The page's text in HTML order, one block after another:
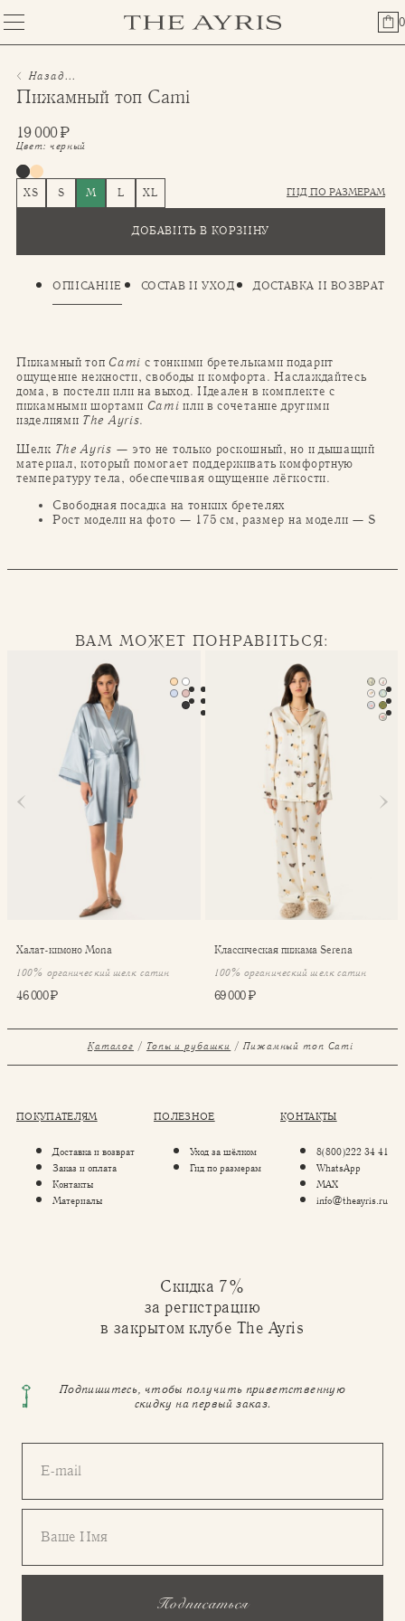
0
Назад...
Пижамный топ Cami
19 000₽
Цвет:черный
M
XS S XL
L ГИД ПО РАЗМЕРАМ
ДОБАВИТЬ В КОРЗИНУ
ОПИСАНИЕ СОСТАВ И УХОД ДОСТАВКА И ВОЗВРАТ
Пижамный топCami с тонкими бретельками подарит
ощущение нежности, свободы и комфорта. Наслаждайтесь
дома, в постели или на выход. Идеален в комплекте с
пижамными шортами Camiили в сочетание другими
изделиями The Ayris.
Шелк The Ayris — это не только роскошный, но и дышащий
материал, который помогает поддерживать комфортную
температуру тела, обеспечивая ощущение лёгкости.
Свободная посадка на тонких бретелях
Рост модели на фото — 175 см, размер на модели — S
ВАМ МОЖЕТ ПОНРАВИТЬСЯ:
Халат-кимоно Mona
Халат-кимоно Mona
100% органический шелк сатин
46 000 ₽
Классическая пижама
Классическая пижама Serena
100% органический шелк сатин
69 000 ₽
Каталог Топы и рубашки Пижамный топ Cami
ПОКУПАТЕЛЯМ
Доставка и возврат
Заказ и оплата
Контакты
Материалы
ПОЛЕЗНОЕ
Уход за шёлком
Гид по размерам
КОНТАКТЫ
8(800)222 34 41
WhatsApp
MAX
info@theayris.ru
Скидка 7%
за регистрацию
в закрытом клубе The Ayris
Подпишитесь, чтобы получить приветственную
скидку на первый заказ.
E-mail
Ваше Имя
Подписаться